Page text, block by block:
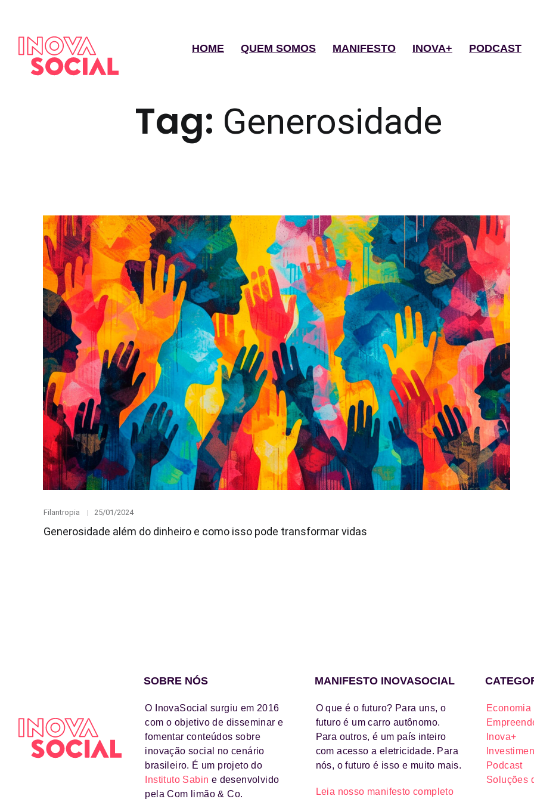
HOME QUEM SOMOS MANIFESTO INOVA+ PODCAST
Tag: Generosidade
Category
Filantropia
Posted
25/01/2024
Generosidade além do dinheiro e como isso pode transformar vidas
SOBRE NÓS
O InovaSocial surgiu em 2016
com o objetivo de disseminar e
fomentar conteúdos sobre
inovação social no cenário
brasileiro. É um projeto do
Instituto Sabin e desenvolvido
pela Com limão & Co.
MANIFESTO INOVASOCIAL
O que é o futuro? Para uns, o
futuro é um carro autônomo.
Para outros, é um país inteiro
com acesso a eletricidade. Para
nós, o futuro é isso e muito mais.
Leia nosso manifesto completo
Inova+
Podcast
Soluções